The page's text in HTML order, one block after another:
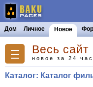
Дом Личное Новое
Весь сайт
новое за 24
Каталог: Каталог